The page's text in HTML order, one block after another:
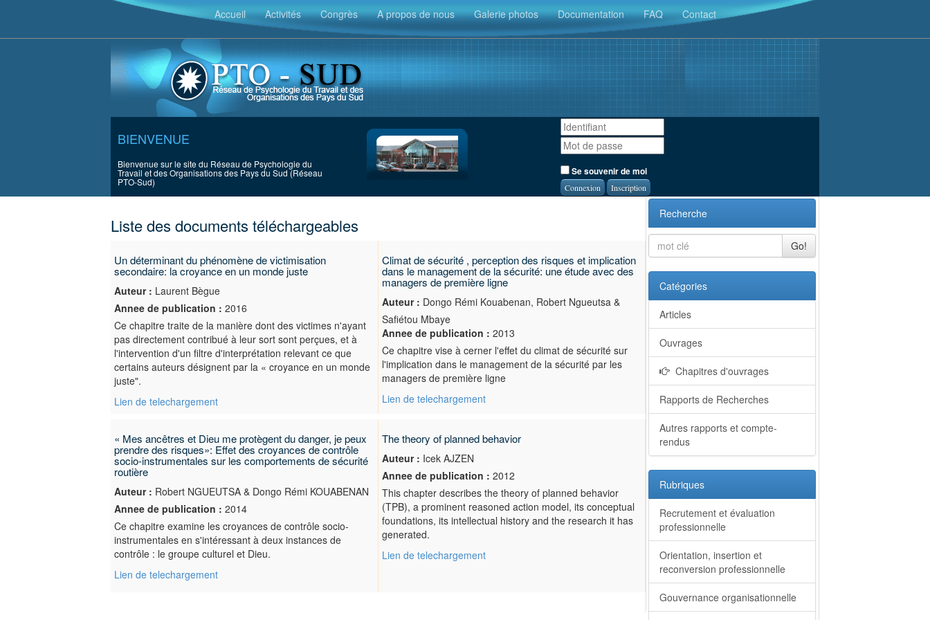
Accueil Activités Congrès A propos de nous Galerie photos Documentation FAQ Contact
BIENVENUE
Bienvenue sur le site du Réseau de Psychologie du
Travail et des Organisations des Pays du Sud (Réseau
PTO-Sud)
Se souvenir de moi
Inscription
Liste des documents téléchargeables
Un déterminant du phénomène de victimisation
secondaire: la croyance en un monde juste
Auteur : Laurent Bègue
Annee de publication : 2016
Ce chapitre traite de la manière dont des victimes n'ayant
pas directement contribué à leur sort sont perçues, et à
l'intervention d'un filtre d'interprétation relevant ce que
certains auteurs désignent par la « croyance en un monde
juste".
Lien de telechargement
Climat de sécurité , perception des risques et implication
dans le management de la sécurité: une étude avec des
managers de première ligne
Auteur : Dongo Rémi Kouabenan, Robert Ngueutsa &
Safiétou Mbaye
Annee de publication : 2013
Ce chapitre vise à cerner l'effet du climat de sécurité sur
l'implication dans le management de la sécurité par les
managers de première ligne
Lien de telechargement
« Mes ancêtres et Dieu me protègent du danger, je peux
prendre des risques»: Effet des croyances de contrôle
socio-instrumentales sur les comportements de sécurité
routière
Auteur : Robert NGUEUTSA & Dongo Rémi KOUABENAN
Annee de publication : 2014
Ce chapitre examine les croyances de contrôle socio-
instrumentales en s'intéressant à deux instances de
contrôle : le groupe culturel et Dieu.
Lien de telechargement
The theory of planned behavior
Auteur : Icek AJZEN
Annee de publication : 2012
This chapter describes the theory of planned behavior
(TPB), a prominent reasoned action model, its conceptual
foundations, its intellectual history and the research it has
generated.
Lien de telechargement
Recherche
Go!
Catégories
Articles
Ouvrages
Chapitres d'ouvrages
Rapports de Recherches
Autres rapports et compte-
rendus
Rubriques
Recrutement et évaluation
professionnelle
Orientation, insertion et
reconversion professionnelle
Gouvernance organisationnelle